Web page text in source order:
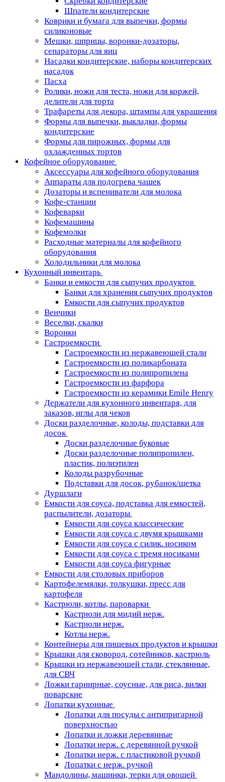
Шпатели кондитерские
Коврики и бумага для выпечки, формы
силиконовые
Мешки, шприцы, воронки-дозаторы,
сепараторы для яиц
Насадки кондитерские, наборы кондитерских
насадок
Пасха
Ролики, ножи для теста, ножи для коржей,
делители для торта
Трафареты для декора, штампы для украшения
Формы для выпечки, выкладки, формы
кондитерские
Формы для пирожных, формы для
охлажденных тортов
Кофейное оборудование
Аксессуары для кофейного оборудования
Аппараты для подогрева чашек
Дозаторы и вспениватели для молока
Кофе-станции
Кофеварки
Кофемашины
Кофемолки
Расходные материалы для кофейного
оборудования
Холодильники для молока
Кухонный инвентарь
Банки и емкости для сыпучих продуктов
Банки для хранения сыпучих продуктов
Емкости для сыпучих продуктов
Венчики
Веселки, скалки
Воронки
Гастроемкости
Гастроемкости из нержавеющей стали
Гастроемкости из поликарбоната
Гастроемкости из полипропилена
Гастроемкости из фарфора
Гастроемкости из керамики Emile Henry
Держатели для кухонного инвентаря, для
заказов, иглы для чеков
Доски разделочные, колоды, подставки для
досок
Доски разделочные буковые
Доски разделочные полипропилен,
пластик, полиэтилен
Колоды разрубочные
Подставки для досок, рубанок/щетка
Дуршлаги
Емкости для соуса, подставка для емкостей,
распылители, дозаторы
Емкости для соуса классические
Емкости для соуса с двумя крышками
Емкости для соуса с силик. носиком
Емкости для соуса с тремя носиками
Емкости для соуса фигурные
Емкости для столовых приборов
Картофелемялки, толкушки, пресс для
картофеля
Кастрюли, котлы, пароварки
Кастрюли для мидий нерж.
Кастрюли нерж.
Котлы нерж.
Контейнеры для пищевых продуктов и крышки
Крышки для сковород, сотейников, кастрюль
Крышки из нержавеющей стали, стеклянные,
для СВЧ
Ложки гарнирные, соусные, для риса, вилки
поварские
Лопатки кухонные
Лопатки для посуды с антипригарной
поверхностью
Лопатки и ложки деревянные
Лопатки нерж. с деревянной ручкой
Лопатки нерж. с пластиковой ручкой
Лопатки с нерж. ручкой
Мандолины, машинки, терки для овощей